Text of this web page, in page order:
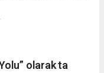
Yolu” olarak ta